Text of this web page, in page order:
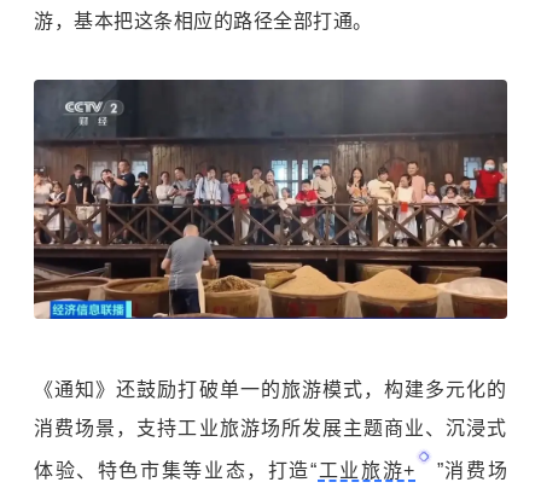
游，基本把这条相应的路径全部打通。
《通知》还鼓励打破单一的旅游模式，构建多元化的
消费场景，支持工业旅游场所发展主题商业、沉浸式
体验、特色市集等业态，打造“工业旅游+ ”消费场